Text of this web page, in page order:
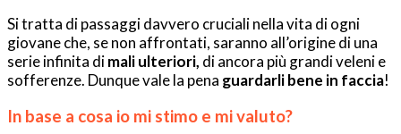
Si tratta di passaggi davvero cruciali nella vita di ogni
giovane che, se non affrontati, saranno all’origine di una
serie infinita dimali ulteriori, di ancora più grandi veleni e
sofferenze. Dunque vale la pena guardarli bene in faccia!
In base a cosa io mi stimo e mi valuto?